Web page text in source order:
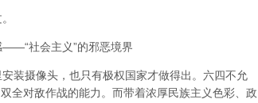
——“社会主义”的邪恶境界
装摄像头，也只有极权国家才做得出。六四不允
全对敌作战的能力。而带着浓厚民族主义色彩、政